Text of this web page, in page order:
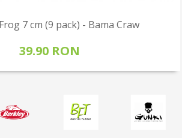
7 cm (9 pack) - Bama Craw
39.90 RON